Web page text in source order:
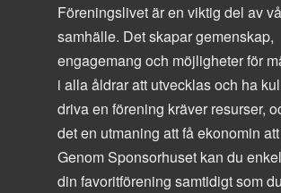
Föreningslivet är en viktig del av
samhälle. Det skapar gemenskap,
engagemang och möjligheter för
i alla åldrar att utvecklas och ha
driva en förening kräver resurser,
det en utmaning att få ekonomin
Genom Sponsorhuset kan du
din favoritförening samtidigt som